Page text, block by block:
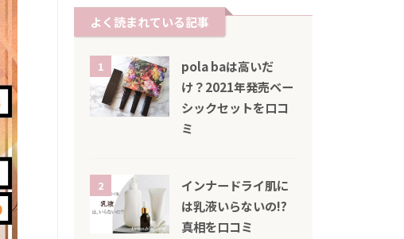
よく読まれている記事
1
pola baは高いだ
け？2021年発売ベー
シックセットを口コ
ミ
2
インナードライ肌に
は乳液いらないの!?
真相を口コミ